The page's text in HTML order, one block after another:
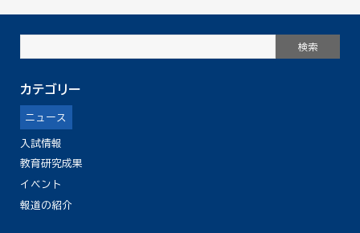
カテゴリー
ニュース
入試情報
教育研究成果
イベント
報道の紹介